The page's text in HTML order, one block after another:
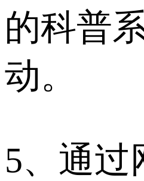
的科普
动。
5、通过